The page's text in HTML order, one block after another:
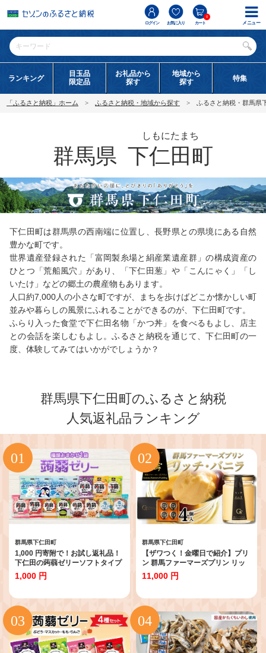
ログイン お気に入り カート
0
ランキング
目玉品
限定品
お礼品から
探す
地域から
探す
特集
「ふるさと納税」ホーム ふるさと納税・地域から探す ふるさと納税・群馬県
群馬県 下仁田町
しもにたまち
下仁田町は群馬県の西南端に位置し、長野県との県境にある自然
豊かな町です。
世界遺産登録された「富岡製糸場と絹産業遺産群」の構成資産の
ひとつ「荒船風穴」があり、「下仁田葱」や「こんにゃく」「し
いたけ」などの郷土の農産物もあります。
人口約7,000人の小さな町ですが、まちを歩けばどこか懐かしい町
並みや暮らしの風景にふれることができるのが、下仁田町です。
ふらり入った食堂で下仁田名物「かつ丼」を食べるもよし、店主
との会話を楽しむもよし。ふるさと納税を通じて、下仁田町の一
度、体験してみてはいかがでしょうか？
群馬県下仁田町のふるさと納税
人気返礼品ランキング
群馬県下仁田町
1,000 円寄附で！お試し返礼品！
下仁田の蒟蒻ゼリーソフトタイプ
種類おまかせ 1袋（6粒入り）
F21K-659
1,000 円
群馬県下仁田町
【ザワつく！金曜日で紹介】プリ
ン 群馬ファーマーズプリン リッ
チ・バニラ 4個入 セレンディップ
手土産 おやつ デザート スイーツ
F21K-499
11,000 円
メニュー